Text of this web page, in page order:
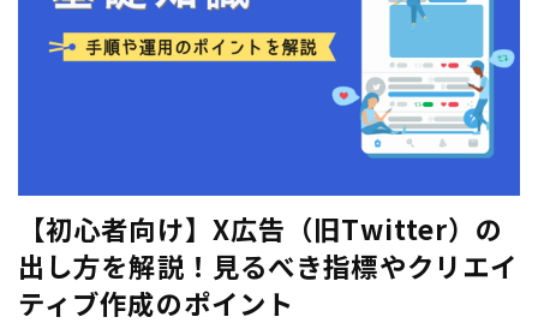
【初心者向け】X広告（旧Twitter）の
出し方を解説！見るべき指標やクリエイ
ティブ作成のポイント